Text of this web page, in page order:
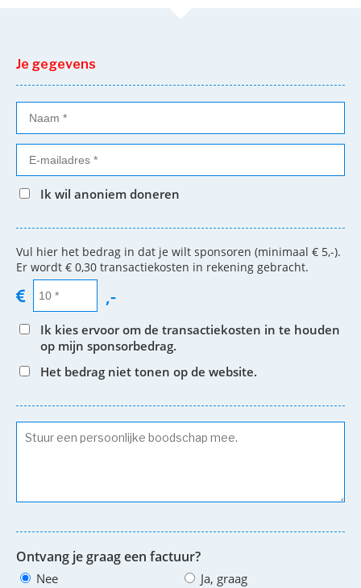
Je gegevens
Ik wil anoniem doneren
Vul hier het bedrag in dat je wilt sponsoren (minimaal € 5,-).
Er wordt € 0,30 transactiekosten in rekening gebracht.
,-
Ik kies ervoor om de transactiekosten in te houden
op mijn sponsorbedrag.
Het bedrag niet tonen op de website.
Ontvang je graag een factuur?
Nee Ja, graag